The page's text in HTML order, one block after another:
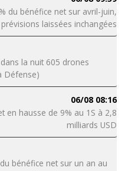
du bénéfice net sur avril-juin,
prévisions laissées inchangées
la nuit 605 drones
Défense)
06/08 08:16
en hausse de 9% au 1S à 2,8
milliards USD
bénéfice net sur un an au